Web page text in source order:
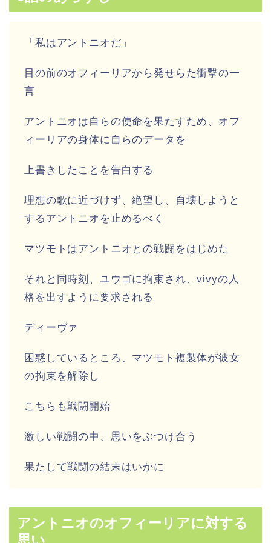
「私はアントニオだ」
目の前のオフィーリアから発せらた衝撃の一
言
アントニオは自らの使命を果たすため、オフ
ィーリアの身体に自らのデータを
上書きしたことを告白する
理想の歌に近づけず、絶望し、自壊しようと
するアントニオを止めるべく
マツモトはアントニオとの戦闘をはじめた
それと同時刻、ユウゴに拘束され、vivyの人
格を出すように要求される
ディーヴァ
困惑しているところ、マツモト複製体が彼女
の拘束を解除し
こちらも戦闘開始
激しい戦闘の中、思いをぶつけ合う
果たして戦闘の結末はいかに
アントニオのオフィーリアに対する